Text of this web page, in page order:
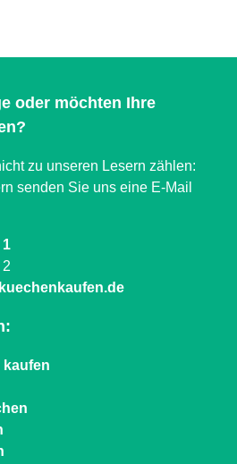
oder möchten Ihre
zu unseren Lesern zählen:
senden Sie uns eine E-Mail
1
kaufen